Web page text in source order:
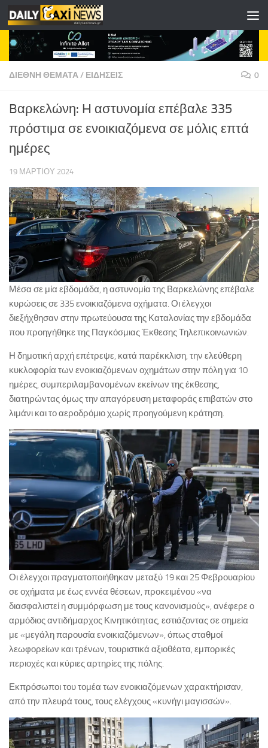
Skip to content
ΔΙΕΘΝΗ ΘΕΜΑΤΑ/ ΕΙΔΗΣΕΙΣ 0
Bαρκελώνη: Η αστυνομία επέβαλε 335
πρόστιμα σε ενοικιαζόμενα σε μόλις επτά
ημέρες
19 ΜΑΡΤΊΟΥ 2024
Μέσα σε μία εβδομάδα, η αστυνομία της Βαρκελώνης επέβαλε
κυρώσεις σε 335 ενοικιαζόμενα οχήματα. Οι έλεγχοι
διεξήχθησαν στην πρωτεύουσα της Καταλονίας την εβδομάδα
που προηγήθηκε της Παγκόσμιας Έκθεσης Τηλεπικοινωνιών.
Η δημοτική αρχή επέτρεψε, κατά παρέκκλιση, την ελεύθερη
κυκλοφορία των ενοικιαζόμενων οχημάτων στην πόλη για 10
ημέρες, συμπεριλαμβανομένων εκείνων της έκθεσης,
διατηρώντας όμως την απαγόρευση μεταφοράς επιβατών στο
λιμάνι και το αεροδρόμιο χωρίς προηγούμενη κράτηση.
Οι έλεγχοι πραγματοποιήθηκαν μεταξύ 19 και 25 Φεβρουαρίου
σε οχήματα με έως εννέα θέσεων, προκειμένου «να
διασφαλιστεί η συμμόρφωση με τους κανονισμούς», ανέφερε ο
αρμόδιος αντιδήμαρχος Κινητικότητας, εστιάζοντας σε σημεία
με «μεγάλη παρουσία ενοικιαζόμενων», όπως σταθμοί
λεωφορείων και τρένων, τουριστικά αξιοθέατα, εμπορικές
περιοχές και κύριες αρτηρίες της πόλης.
Εκπρόσωποι του τομέα των ενοικιαζόμενων χαρακτήρισαν,
από την πλευρά τους, τους ελέγχους «κυνήγι μαγισσών».